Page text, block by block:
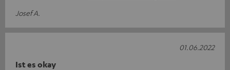
Josef A.
Ist es okay
01.06.2022